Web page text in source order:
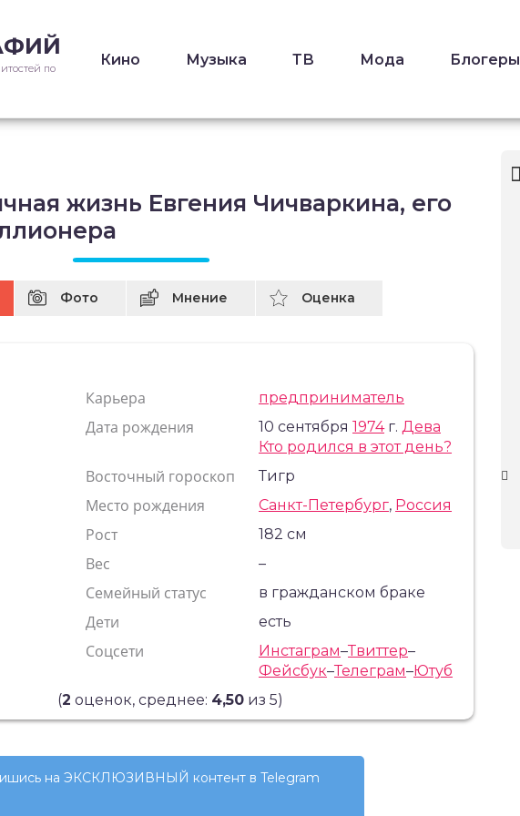
по
Кино Музыка ТВ Мода Блогеры
жизнь Евгения Чичваркина, его
Фото Мнение Оценка
Карьера предприниматель
Дата рождения 10 сентября1974г.Дева
Кто родился в этот день?
Восточный гороскоп Тигр
Место рождения Санкт-Петербург, Россия
Рост 182 см
Вес –
Семейный статус в гражданском браке
Дети есть
Соцсети Инстаграм–Твиттер–
Фейсбук–Телеграм–Ютуб
(2 оценок, среднее: 4,50 из 5)
на ЭКСКЛЮЗИВНЫЙ контент в Telegram